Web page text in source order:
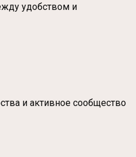
удобством и
и активное сообщество